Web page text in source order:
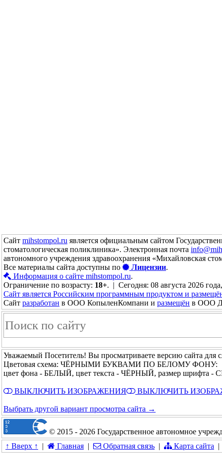
Сайт mihstompol.ru является официальным сайтом
стоматологическая поликлиника». Электронная почта
автономного учреждения здравоохранения «Михайловская
Все материалы сайта доступны по
Лицензии.
Информация о сайте mihstompol.ru.
Ограничение по возрасту: 18+. | Сегодня: 08 августа 2026
Сайт является Российским программным продуктом и
Сайт разработан в ООО КопыленКомпани и размещён в ООО
Уважаемый Посетитель! Вы просматриваете версию сайта для
Цветовая схема: ЧЁРНЫМИ БУКВАМИ ПО БЕЛОМУ ФОНУ:
цвет фона - БЕЛЫЙ, цвет текста - ЧЁРНЫЙ, размер шрифта
ВЫКЛЮЧИТЬ ИЗОБРАЖЕНИЯ ВЫКЛЮЧИТЬ
Выбрать другой вариант просмотра сайта →
© 2015 - 2026 Государственное автономное
↑ Вверх ↑
| Главная | Обратная связь | Карта сайта